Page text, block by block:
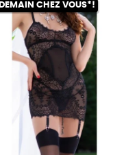
DEMAIN CHEZ VOUS*!